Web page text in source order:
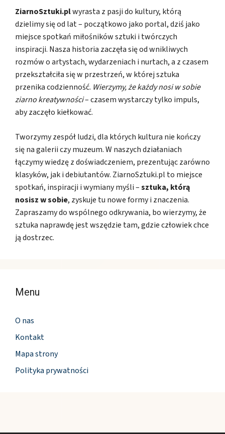
ZiarnoSztuki.plwyrasta z pasji do kultury, którą
dzielimy się od lat – początkowo jako portal, dziś jako
miejsce spotkań miłośników sztuki i twórczych
inspiracji. Nasza historia zaczęła się od wnikliwych
rozmów o artystach, wydarzeniach i nurtach, a z czasem
przekształciła się w przestrzeń, w której sztuka
przenika codzienność. Wierzymy, że każdy nosi w sobie
ziarno kreatywności– czasem wystarczy tylko impuls,
aby zaczęło kiełkować.
Tworzymy zespół ludzi, dla których kultura nie kończy
się na galerii czy muzeum. W naszych działaniach
łączymy wiedzę z doświadczeniem, prezentując zarówno
klasyków, jak i debiutantów. ZiarnoSztuki.pl to miejsce
spotkań, inspiracji i wymiany myśli –sztuka, którą
nosisz w sobie, zyskuje tu nowe formy i znaczenia.
Zapraszamy do wspólnego odkrywania, bo wierzymy, że
sztuka naprawdę jest wszędzie tam, gdzie człowiek chce
ją dostrzec.
Menu
O nas
Kontakt
Mapa strony
Polityka prywatności